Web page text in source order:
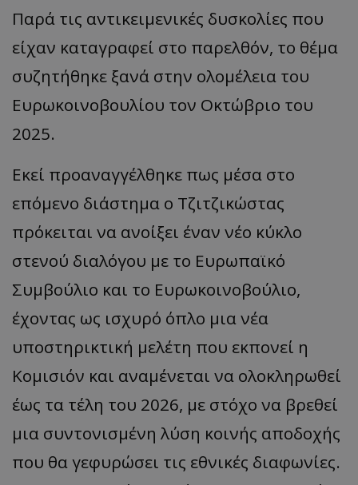
Παρά τις αντικειμενικές δυσκολίες που
είχαν καταγραφεί στο παρελθόν, το θέμα
συζητήθηκε ξανά στην ολομέλεια του
Ευρωκοινοβουλίου τον Οκτώβριο του
2025.
Εκεί προαναγγέλθηκε πως μέσα στο
επόμενο διάστημα ο Τζιτζικώστας
πρόκειται να ανοίξει έναν νέο κύκλο
στενού διαλόγου με το Ευρωπαϊκό
Συμβούλιο και το Ευρωκοινοβούλιο,
έχοντας ως ισχυρό όπλο μια νέα
υποστηρικτική μελέτη που εκπονεί η
Κομισιόν και αναμένεται να ολοκληρωθεί
έως τα τέλη του 2026, με στόχο να βρεθεί
μια συντονισμένη λύση κοινής αποδοχής
που θα γεφυρώσει τις εθνικές διαφωνίες.